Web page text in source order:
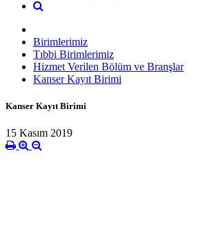
Birimlerimiz
Tıbbi Birimlerimiz
Hizmet Verilen Bölüm ve Branşlar
Kanser Kayıt Birimi
Kanser Kayıt Birimi
15 Kasım 2019